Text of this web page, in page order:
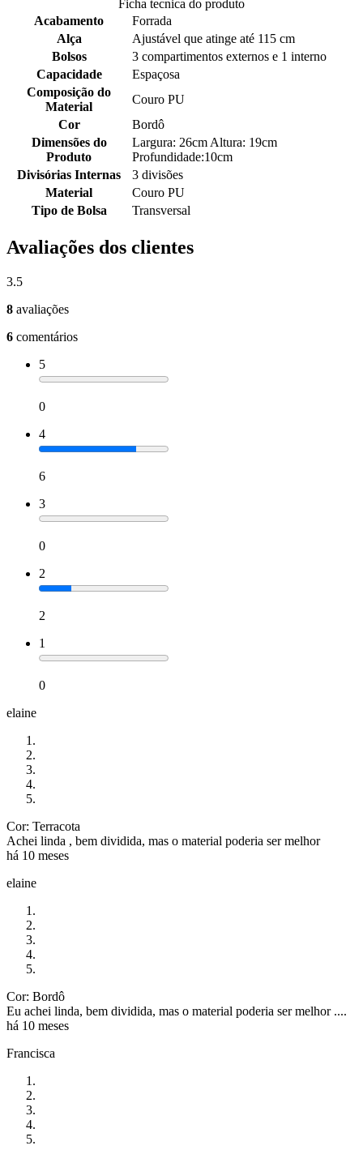
Ficha tecnica do produto
Acabamento
Forrada
Alça
Ajustável que atinge até 115 cm
Bolsos
3 compartimentos externos e 1 interno
Capacidade
Espaçosa
Composição do
Material
Couro PU
Cor
Bordô
Dimensões do
Produto
Largura: 26cm Altura: 19cm
Profundidade:10cm
Divisórias Internas
3 divisões
Material
Couro PU
Tipo de Bolsa
Transversal
Avaliações dos clientes
3.5
8 avaliações
6 comentários
5
0
4
6
3
0
2
2
1
0
elaine
Cor: Terracota
Achei linda , bem dividida, mas o material poderia ser melhor
há 10 meses
elaine
Cor: Bordô
Eu achei linda, bem dividida, mas o material poderia ser melhor ....
há 10 meses
Francisca